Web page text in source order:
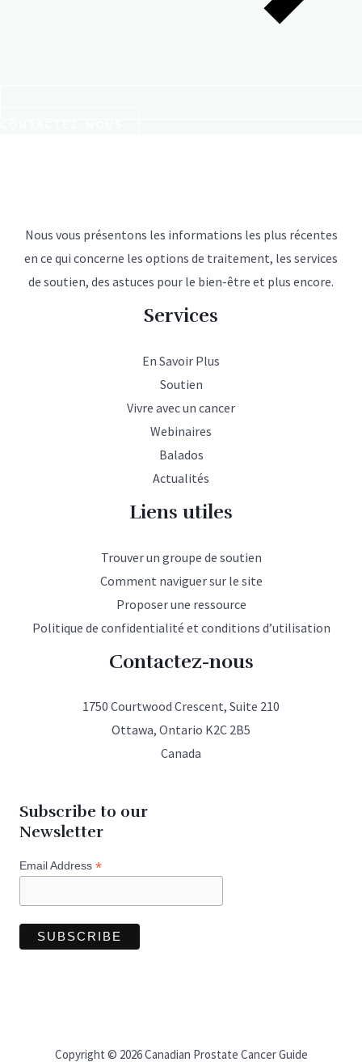
Nous vous présentons les informations les plus récentes
en ce qui concerne les options de traitement, les services
de soutien, des astuces pour le bien-être et plus encore.
Services
En Savoir Plus
Soutien
Vivre avec un cancer
Webinaires
Balados
Actualités
Liens utiles
Trouver un groupe de soutien
Comment naviguer sur le site
Proposer une ressource
Politique de confidentialité et conditions d’utilisation
Contactez-nous
1750 Courtwood Crescent, Suite 210
Ottawa, Ontario K2C 2B5
Canada
Subscribe to our
Newsletter
Email Address *
Copyright © 2026 Canadian Prostate Cancer Guide